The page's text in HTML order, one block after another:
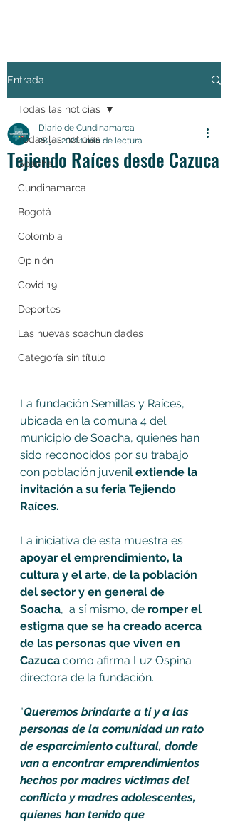
Entrada
Todas las noticias
Soacha
Cundinamarca
Bogotá
Colombia
Opinión
Covid 19
Deportes
Las nuevas soachunidades
Categoría sin título
Todas las noticias
Tejiendo Raíces desde Cazuca
Diario de Cundinamarca
28 jul 20211 min de lectura
La fundación Semillas y Raíces,
ubicada en la comuna 4 del
municipio de Soacha, quienes han
sido reconocidos por su trabajo
con población juvenil extiende la
invitación a su feria Tejiendo
Raíces.
La iniciativa de esta muestra es
apoyar el emprendimiento, la
cultura y el arte, de la población
del sector y en general de
Soacha,  a sí mismo, de romper el
estigma que se ha creado acerca
de las personas que viven en
Cazuca como afirma Luz Ospina
directora de la fundación.
"Queremos brindarte a ti y a las
personas de la comunidad un rato
de esparcimiento cultural, donde
van a encontrar emprendimientos
hechos por madres víctimas del
conflicto y madres adolescentes,
quienes han tenido que